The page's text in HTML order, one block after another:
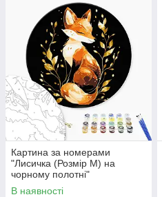
Картина за номерами
"Лисичка (Розмір М) на
чорному полотні"
RCB00126М 30
В наявності